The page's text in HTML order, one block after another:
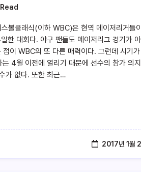
볼클래식(이하 WBC)은 현역 메이저리거들
한 대회다. 야구 팬들도 메이저리그 경기가
이 WBC의 또 다른 매력이다. 그런데 시기
4월 이전에 열리기 때문에 선수의 참가 의
가 없다. 또한 최근…
2017년 1월